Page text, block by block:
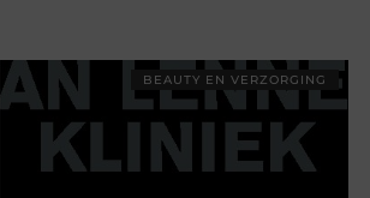
BEAUTY EN VERZORGING